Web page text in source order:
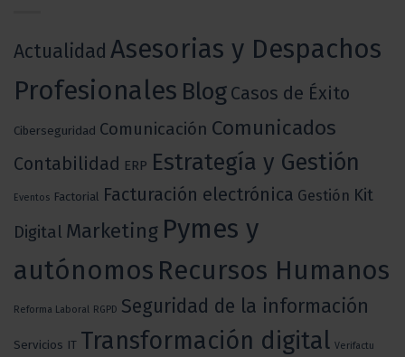
Actualidad Asesorias y Despachos
Profesionales Blog Casos de Éxito
Ciberseguridad Comunicación Comunicados
Contabilidad ERP Estrategía y Gestión
Eventos Factorial Facturación electrónica Gestión Kit
Digital Marketing Pymes y
autónomos Recursos Humanos
Reforma Laboral RGPD Seguridad de la información
Servicios IT Transformación digital Verifactu